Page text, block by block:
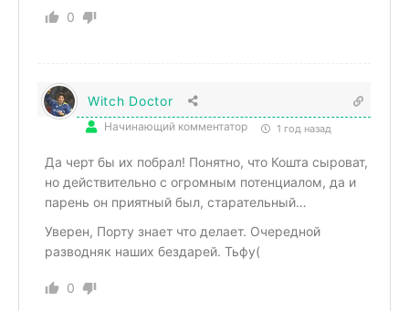
0
Witch Doctor
Начинающий комментатор 1 год назад
Да черт бы их побрал! Понятно, что Кошта сыроват,
но действительно с огромным потенциалом, да и
парень он приятный был, старательный…
Уверен, Порту знает что делает. Очередной
разводняк наших бездарей. Тьфу(
0